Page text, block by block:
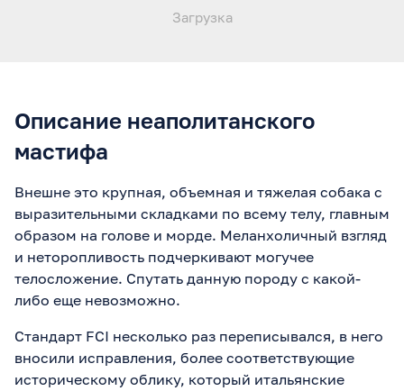
Описание неаполитанского
мастифа
Внешне это крупная, объемная и тяжелая собака с
выразительными складками по всему телу, главным
образом на голове и морде. Меланхоличный взгляд
и неторопливость подчеркивают могучее
телосложение. Спутать данную породу с какой-
либо еще невозможно.
Стандарт FCI несколько раз переписывался, в него
вносили исправления, более соответствующие
историческому облику, который итальянские